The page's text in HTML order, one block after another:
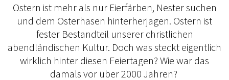
Ostern ist mehr als nur Eierfärben, Nester suchen
und dem Osterhasen hinterherjagen. Ostern ist
fester Bestandteil unserer christlichen
abendländischen Kultur. Doch was steckt eigentlich
wirklich hinter diesen Feiertagen? Wie war das
damals vor über 2000 Jahren?